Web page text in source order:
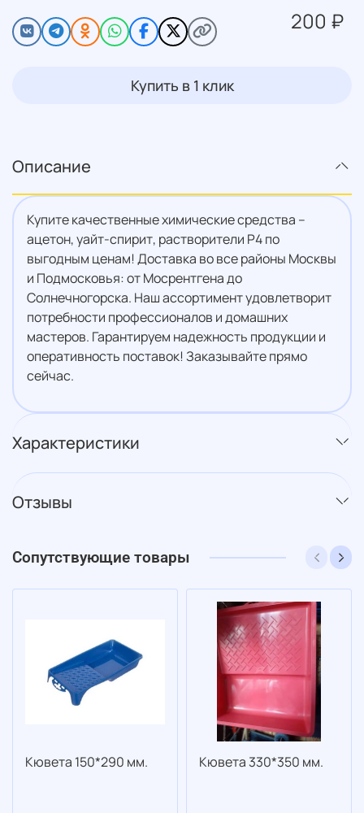
200 ₽
Купить в 1 клик
Описание
Купите качественные химические средства –
ацетон, уайт-спирит, растворители Р4 по
выгодным ценам! Доставка во все районы Москвы
и Подмосковья: от Мосрентгена до
Солнечногорска. Наш ассортимент удовлетворит
потребности профессионалов и домашних
мастеров. Гарантируем надежность продукции и
оперативность поставок! Заказывайте прямо
сейчас.
Характеристики
Отзывы
Сопутствующие товары
Кювета 150*290 мм. Кювета 330*350 мм.